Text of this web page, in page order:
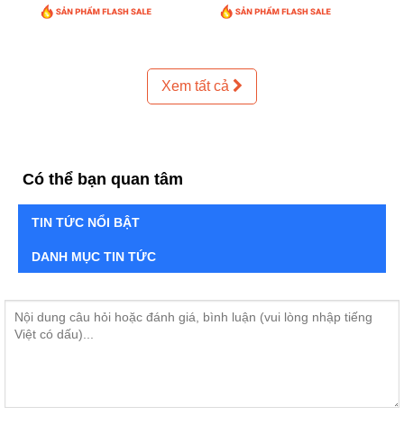
Xem tất cả
Có thể bạn quan tâm
TIN TỨC NỔI BẬT
DANH MỤC TIN TỨC